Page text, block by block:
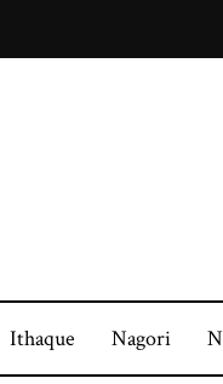
Ithaque Nagori